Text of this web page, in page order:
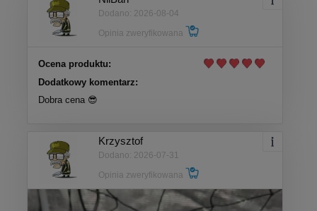
Dodano: 2026-08-04
Opinia zweryfikowana
Ocena produktu:
Dodatkowy komentarz:
Dobra cena 😎
Krzysztof
Dodano: 2026-07-31
Opinia zweryfikowana